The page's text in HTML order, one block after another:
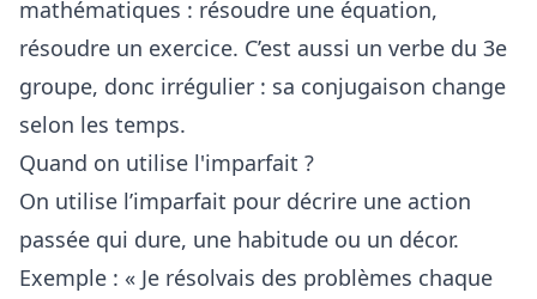
mathématiques : résoudre une équation,
résoudre un exercice. C’est aussi un verbe du 3e
groupe, donc irrégulier : sa conjugaison change
selon les temps.
Quand on utilise l'imparfait ?
On utilise l’imparfait pour décrire une action
passée qui dure, une habitude ou un décor.
Exemple : « Je résolvais des problèmes chaque